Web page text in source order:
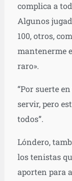
complica a
Algunos
100, otros,
mantenerme
raro».
“Por suerte
servir, pero
todos”.
Lóndero,
los tenistas
aporten para